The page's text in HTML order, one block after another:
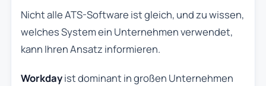
Nicht alle ATS-Software ist gleich, und zu wissen,
welches System ein Unternehmen verwendet,
kann Ihren Ansatz informieren.
Workdayist dominant in großen Unternehmen